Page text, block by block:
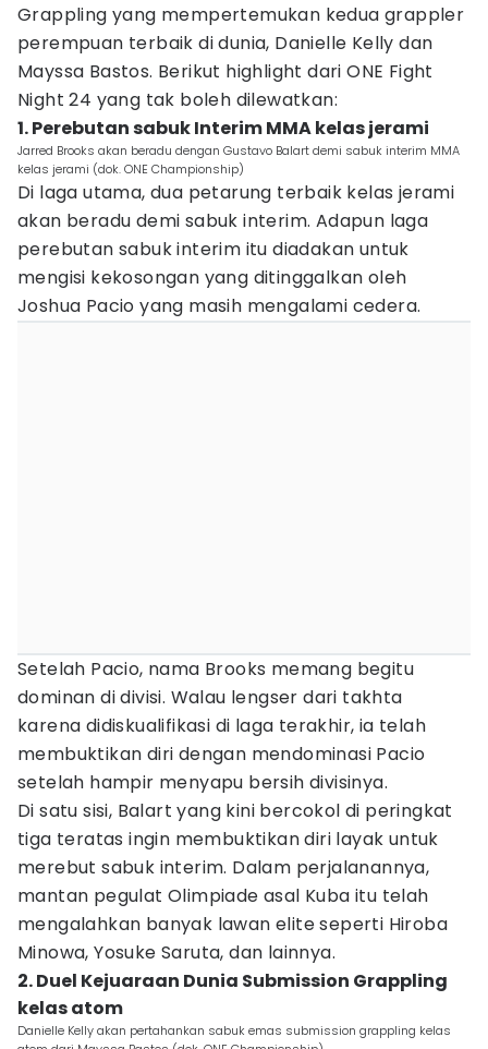
Grappling yang mempertemukan kedua grappler
perempuan terbaik di dunia, Danielle Kelly dan
Mayssa Bastos. Berikut highlight dari ONE Fight
Night 24 yang tak boleh dilewatkan:
1. Perebutan sabuk Interim MMA kelas jerami
Jarred Brooks akan beradu dengan Gustavo Balart demi sabuk interim MMA
kelas jerami (dok. ONE Championship)
Di laga utama, dua petarung terbaik kelas jerami
akan beradu demi sabuk interim. Adapun laga
perebutan sabuk interim itu diadakan untuk
mengisi kekosongan yang ditinggalkan oleh
Joshua Pacio yang masih mengalami cedera.
Setelah Pacio, nama Brooks memang begitu
dominan di divisi. Walau lengser dari takhta
karena didiskualifikasi di laga terakhir, ia telah
membuktikan diri dengan mendominasi Pacio
setelah hampir menyapu bersih divisinya.
Di satu sisi, Balart yang kini bercokol di peringkat
tiga teratas ingin membuktikan diri layak untuk
merebut sabuk interim. Dalam perjalanannya,
mantan pegulat Olimpiade asal Kuba itu telah
mengalahkan banyak lawan elite seperti Hiroba
Minowa, Yosuke Saruta, dan lainnya.
2. Duel Kejuaraan Dunia Submission Grappling
kelas atom
Danielle Kelly akan pertahankan sabuk emas submission grappling kelas